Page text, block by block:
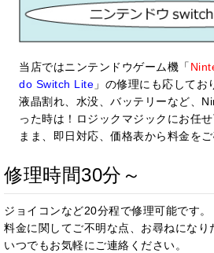
当店ではニンテンドウゲーム機「
do Switch Lite 」の修理にも応してお
液晶割れ、水没、バッテリーなど、
った時は！ロジックマジックにお任
まま、即日対応、 価格表から料金をご
修理時間30分～
ジョイコンなど20分程で修理可能です。
料金に関してご不明な点、お尋ねになり
いつでもお気軽にご連絡ください。